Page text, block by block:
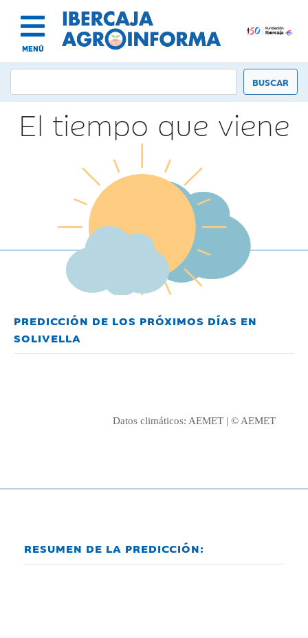
MENÚ
El tiempo que viene
PREDICCIÓN DE LOS PRÓXIMOS DÍAS EN
SOLIVELLA
Datos climáticos: AEMET | © AEMET
RESUMEN DE LA PREDICCIÓN: